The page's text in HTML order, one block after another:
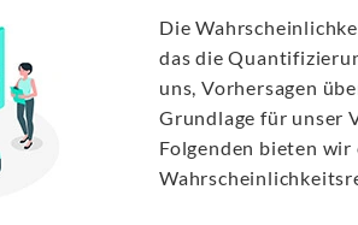
Die
das die
uns, Vorhersagen
Grundlage für unser
Folgenden bieten